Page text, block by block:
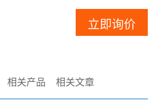
立即询价
相关产品 相关文章